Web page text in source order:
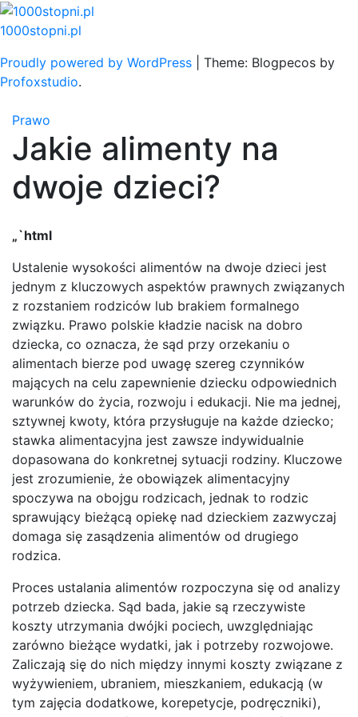
Skip
to
1000stopni.pl
Proudly powered by WordPress
Theme: Blogpecos by
Profoxstudio.
Prawo
Jakie alimenty na
dwoje dzieci?
„`html
Ustalenie wysokości alimentów na dwoje dzieci jest
jednym z kluczowych aspektów prawnych związanych
z rozstaniem rodziców lub brakiem formalnego
związku. Prawo polskie kładzie nacisk na dobro
dziecka, co oznacza, że sąd przy orzekaniu o
alimentach bierze pod uwagę szereg czynników
mających na celu zapewnienie dziecku odpowiednich
warunków do życia, rozwoju i edukacji. Nie ma jednej,
sztywnej kwoty, która przysługuje na każde dziecko;
stawka alimentacyjna jest zawsze indywidualnie
dopasowana do konkretnej sytuacji rodziny. Kluczowe
jest zrozumienie, że obowiązek alimentacyjny
spoczywa na obojgu rodzicach, jednak to rodzic
sprawujący bieżącą opiekę nad dzieckiem zazwyczaj
domaga się zasądzenia alimentów od drugiego
rodzica.
Proces ustalania alimentów rozpoczyna się od analizy
potrzeb dziecka. Sąd bada, jakie są rzeczywiste
koszty utrzymania dwójki pociech, uwzględniając
zarówno bieżące wydatki, jak i potrzeby rozwojowe.
Zaliczają się do nich między innymi koszty związane z
wyżywieniem, ubraniem, mieszkaniem, edukacją (w
tym zajęcia dodatkowe, korepetycje, podręczniki),